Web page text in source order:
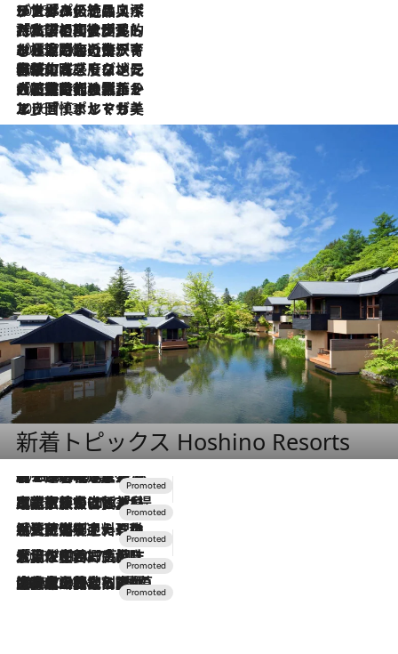
2026.8.8
リスボンの絶品スイーツ「パステル・デ・ナタ」とは？ポルトガル伝統の奥深い世界へ
2026.7.27
「私の祖国はポルトガル語です」国民的詩人フェルナンド・ペソアと、彼が愛した文学の街を歩く
2026.7.26
ポルトガル近海が育む極上の海の幸。キリリと冷えた白ワインと愉しむ、シーフード専門店の贅沢
2026.7.22
伝統の味をモダンに昇華。高感度な地元客が集う、リスボンの最旬ガストロノミー
2026.7.21
大航海時代の栄華から、震災、独裁、そして革命へ。ポルトガル・首都リスボンの石畳に刻まれた「歴史の光と影」
2026.7.13
エッセイ・ヤマザキマリ「慎ましくも美しき国 ポルトガル」
新着トピックス Hoshino Resorts
2026.8.7
【トンボの足水浴】ヒノキの香りに包まれて涼感マックス！約13℃の湧水かけ流しを避暑地「星野温泉 トンボの湯」で体験
2026.7.31
【ホテル帰省】という選択肢をOMOが提案。家族とほどよい距離を保つには「昼は実家、夜は気兼ねなくホテルで！」
2026.7.24
【夏限定ディナーコース】旬を迎える稚鮎や花ズッキーニなどをイタリア・トスカーナの郷土料理の手法で満喫！
2026.7.17
「土佐和ハーブかき氷」がOMO7高知に登場！生姜、山椒、大葉など目にも舌にも涼を呼ぶ郷土の味
2026.7.10
NEW OPEN！【界 草津】名湯の地に誕生。趣の異なる2種の温泉と上州ならではの会席・蕎麦割烹など美食を味わう究極の癒やし旅